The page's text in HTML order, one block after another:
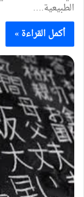
الطبيعية.…
أكمل القراءة »